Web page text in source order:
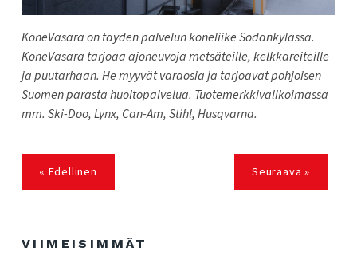
KoneVasara on täyden palvelun koneliike Sodankylässä.
KoneVasara tarjoaa ajoneuvoja metsäteille, kelkkareiteille
ja puutarhaan. He myyvät varaosia ja tarjoavat pohjoisen
Suomen parasta huoltopalvelua. Tuotemerkkivalikoimassa
mm. Ski-Doo, Lynx, Can-Am, Stihl, Husqvarna.
« Edellinen Seuraava »
VIIMEISIMMÄT